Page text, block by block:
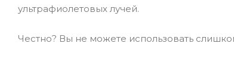
ультрафиолетовых лучей.
Честно? Вы не можете использовать